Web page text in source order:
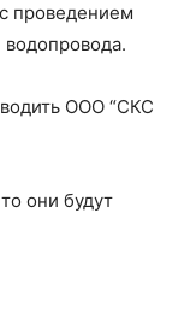
проведением
ООО “СКС
они будут